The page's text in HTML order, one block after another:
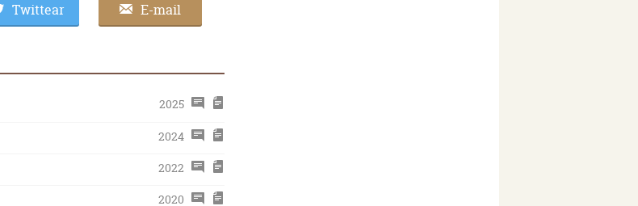
Twittear E-mail
2025
2024
2022
2020